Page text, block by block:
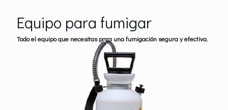
Equipo para fumigar
Todo el equipo que necesitas para una fumigación segura y efectiva.